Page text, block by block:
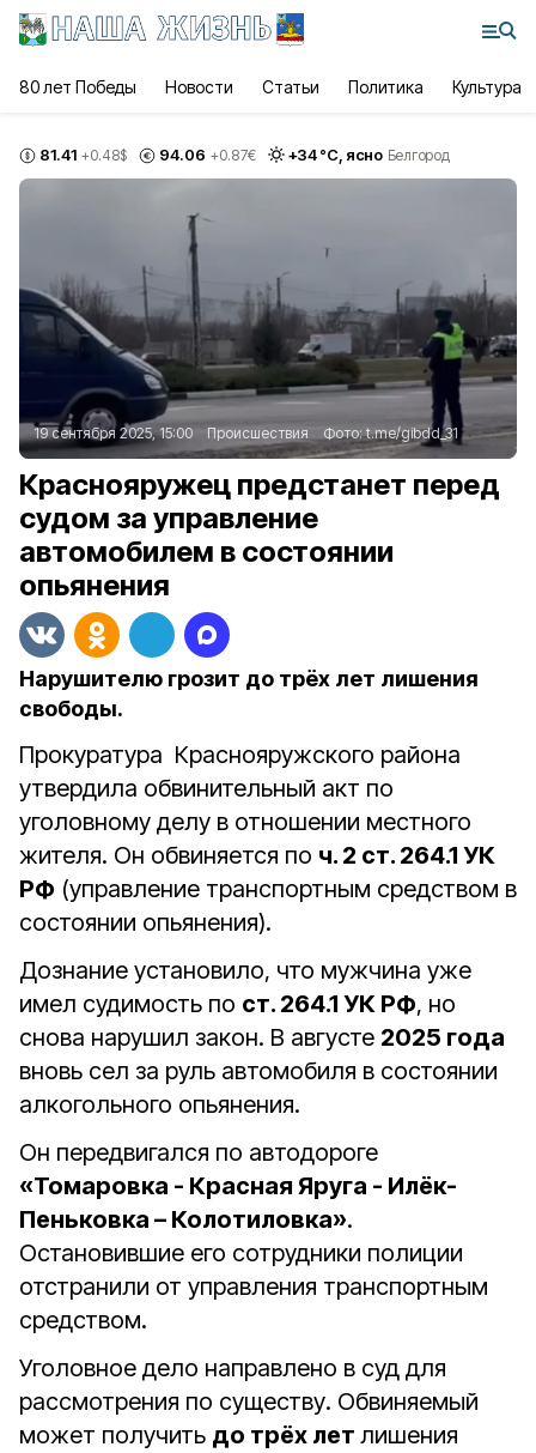
80 лет Победы Новости Статьи Политика Культура
81.41 +0.48$ 94.06 +0.87€ +34°С, ясно Белгород
19 сентября 2025, 15:00 Происшествия Фото:t.me/gibdd_31
Краснояружец предстанет перед
судом за управление
автомобилем в состоянии
опьянения
Нарушителю грозит до трёх лет лишения
свободы.
Прокуратура Краснояружского района
утвердила обвинительный акт по
уголовному делу в отношении местного
жителя. Он обвиняется по ч. 2 ст. 264.1 УК
РФ (управление транспортным средством в
состоянии опьянения).
Дознание установило, что мужчина уже
имел судимость по ст. 264.1 УК РФ, но
снова нарушил закон. В августе 2025 года
вновь сел за руль автомобиля в состоянии
алкогольного опьянения.
Он передвигался по автодороге
«Томаровка - Красная Яруга - Илёк-
Пеньковка – Колотиловка».
Остановившие его сотрудники полиции
отстранили от управления транспортным
средством.
Уголовное дело направлено в суд для
рассмотрения по существу. Обвиняемый
может получить до трёх лет лишения